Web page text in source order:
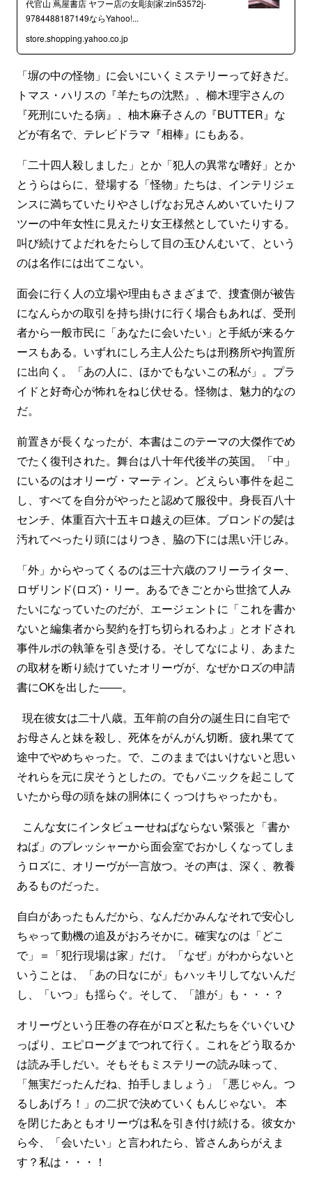
代官山 蔦屋書店 ヤフー店の女彫刻家:zin53572j-
9784488187149ならYahoo!...
store.shopping.yahoo.co.jp
「塀の中の怪物」に会いにいくミステリーって好きだ。
トマス・ハリスの『羊たちの沈黙』、櫛木理宇さんの
『死刑にいたる病』、柚木麻子さんの『BUTTER』な
どが有名で、テレビドラマ『相棒』にもある。
「二十四人殺しました」とか「犯人の異常な嗜好」とか
とうらはらに、登場する「怪物」たちは、インテリジェ
ンスに満ちていたりやさしげなお兄さんめいていたりフ
ツーの中年女性に見えたり女王様然としていたりする。
叫び続けてよだれをたらして目の玉ひんむいて、という
のは名作には出てこない。
面会に行く人の立場や理由もさまざまで、捜査側が被告
になんらかの取引を持ち掛けに行く場合もあれば、受刑
者から一般市民に「あなたに会いたい」と手紙が来るケ
ースもある。いずれにしろ主人公たちは刑務所や拘置所
に出向く。「あの人に、ほかでもないこの私が」。プラ
イドと好奇心が怖れをねじ伏せる。怪物は、魅力的なの
だ。
前置きが長くなったが、本書はこのテーマの大傑作でめ
でたく復刊された。舞台は八十年代後半の英国。「中」
にいるのはオリーヴ・マーティン。どえらい事件を起こ
し、すべてを自分がやったと認めて服役中。身長百八十
センチ、体重百六十五キロ越えの巨体。ブロンドの髪は
汚れてべったり頭にはりつき、脇の下には黒い汗じみ。
「外」からやってくるのは三十六歳のフリーライター、
ロザリンド(ロズ)・リー。あるできごとから世捨て人み
たいになっていたのだが、エージェントに「これを書か
ないと編集者から契約を打ち切られるわよ」とオドされ
事件ルポの執筆を引き受ける。そしてなにより、あまた
の取材を断り続けていたオリーヴが、なぜかロズの申請
書にOKを出した――。
現在彼女は二十八歳。五年前の自分の誕生日に自宅で
お母さんと妹を殺し、死体をがんがん切断。疲れ果てて
途中でやめちゃった。で、このままではいけないと思い
それらを元に戻そうとしたの。でもパニックを起こして
いたから母の頭を妹の胴体にくっつけちゃったかも。
こんな女にインタビューせねばならない緊張と「書か
ねば」のプレッシャーから面会室でおかしくなってしま
うロズに、オリーヴが一言放つ。その声は、深く、教養
あるものだった。
自白があったもんだから、なんだかみんなそれで安心し
ちゃって動機の追及がおろそかに。確実なのは「どこ
で」＝「犯行現場は家」だけ。「なぜ」がわからないと
いうことは、「あの日なにが」もハッキリしてないんだ
し、「いつ」も揺らぐ。そして、「誰が」も・・・？
オリーヴという圧巻の存在がロズと私たちをぐいぐいひ
っぱり、エピローグまでつれて行く。これをどう取るか
は読み手しだい。そもそもミステリーの読み味って、
「無実だったんだね、拍手しましょう」「悪じゃん。つ
るしあげろ！」の二択で決めていくもんじゃない。 本
を閉じたあともオリーヴは私を引き付け続ける。彼女か
ら今、「会いたい」と言われたら、皆さんあらがえま
す？私は・・・！